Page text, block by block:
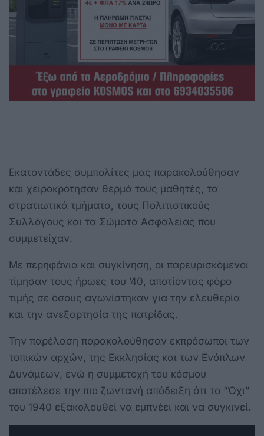
Εκατοντάδες συμπολίτες μας παρακολούθησαν
και χειροκρότησαν θερμά τους μαθητές, τα
στρατιωτικά τμήματα, τους Πολιτιστικούς
Συλλόγους και τα Σώματα Ασφαλείας που
συμμετείχαν.
Με περηφάνια και συγκίνηση, οι παρευρισκόμενοι
τίμησαν τους ήρωες του ’40, αποτίοντας φόρο
τιμής σε όσους αγωνίστηκαν για την ελευθερία
και την ανεξαρτησία της πατρίδας.
Την παρέλαση παρακολούθησαν εκπρόσωποι των
τοπικών αρχών, της Εκκλησίας και των Ενόπλων
Δυνάμεων, ενώ η συμμετοχή του κόσμου
αποτέλεσε την πιο ζωντανή απόδειξη ότι το “Όχι”
του 1940 εξακολουθεί να εμπνέει και να συγκινεί.